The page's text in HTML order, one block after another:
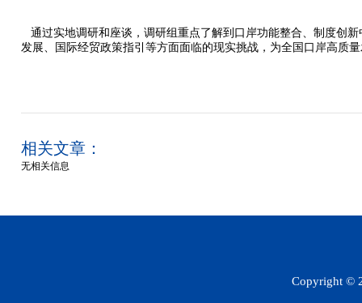
通过实地调研和座谈，调研组重点了解到口岸功能整合、制度创
发展、国际经贸政策指引等方面面临的现实挑战，为全国口岸高质
相关文章：
无相关信息
Copyright ©